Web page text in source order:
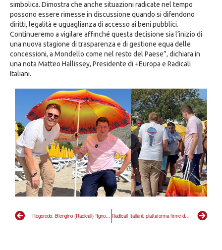
Radicali Italiani: piattaforma firme del Ministero bloccata, diffida a Nordio
simbolica. Dimostra che anche situazioni radicate nel tempo
possono essere rimesse in discussione quando si difendono
diritti, legalità e uguaglianza di accesso ai beni pubblici.
Continueremo a vigilare affinché questa decisione sia l’inizio di
una nuova stagione di trasparenza e di gestione equa delle
concessioni, a Mondello come nel resto del Paese”, dichiara in
una nota Matteo Hallissey, Presidente di +Europa e Radicali
Italiani.